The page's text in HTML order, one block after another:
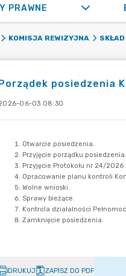
PRAWNE
KOMISJA REWIZYJNA
posiedzenia
06-03 08:30
DRUKUJ ZAPISZ DO PDF